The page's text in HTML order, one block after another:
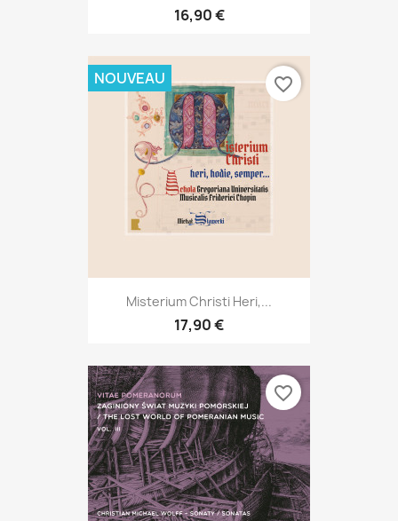
16,90 €
Misterium Christi Heri,...
17,90 €
NOUVEAU favorite_border
favorite_border